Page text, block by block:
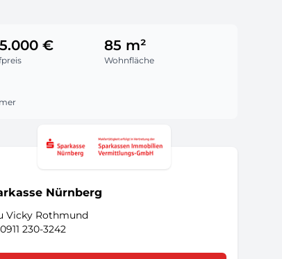
€
Wohnfläche
85 m²
Nürnberg
Vicky Rothmund
0911 230-3242